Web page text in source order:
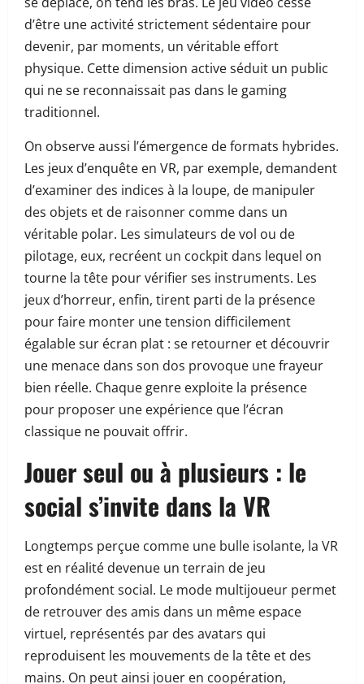
d’être une activité strictement sédentaire pour
devenir, par moments, un véritable effort
physique. Cette dimension active séduit un public
qui ne se reconnaissait pas dans le gaming
traditionnel.
On observe aussi l’émergence de formats hybrides.
Les jeux d’enquête en VR, par exemple, demandent
d’examiner des indices à la loupe, de manipuler
des objets et de raisonner comme dans un
véritable polar. Les simulateurs de vol ou de
pilotage, eux, recréent un cockpit dans lequel on
tourne la tête pour vérifier ses instruments. Les
jeux d’horreur, enfin, tirent parti de la présence
pour faire monter une tension difficilement
égalable sur écran plat : se retourner et découvrir
une menace dans son dos provoque une frayeur
bien réelle. Chaque genre exploite la présence
pour proposer une expérience que l’écran
classique ne pouvait offrir.
Jouer seul ou à plusieurs : le
social s’invite dans la VR
Longtemps perçue comme une bulle isolante, la VR
est en réalité devenue un terrain de jeu
profondément social. Le mode multijoueur permet
de retrouver des amis dans un même espace
virtuel, représentés par des avatars qui
reproduisent les mouvements de la tête et des
mains. On peut ainsi jouer en coopération,